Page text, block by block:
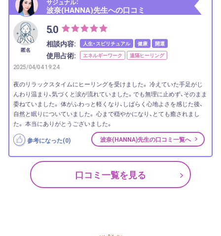
サジュナル：
波奈(HANNA)先生への口コミ
匿名
5.0
相談内容: 人生・スピリチュアル 健康 開運
使用占術: エネルギーワーク 遠隔ヒーリング
2025/04/04 19:24
夜のリラックスタイムにヒーリングを受けました。 冷えていた手足がじ
んわり温まり、気づくと涙が流れていました。でも無理に止めず、そのまま
委ねていました。 体がふわっと軽くなり、しばらく心地よさを感じた後、
自然と眠りについていました。 心まで穏やかになり、とても癒されまし
た。 本当にありがとうございました。
参考になった(0) 波奈(HANNA)先生の口コミ一覧へ
口コミ一覧を見る